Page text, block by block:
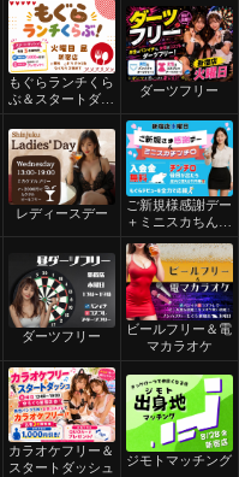
もぐらランチくら
ぶ＆スタートダッ
シュ
ダーツフリー
レディースデー
ご新規様感謝デー
＋ミニスカちんち
ろ
ダーツフリー
ビールフリー＆電
マカラオケ
カラオケフリー＆
スタートダッシュ
ジモトマッチング